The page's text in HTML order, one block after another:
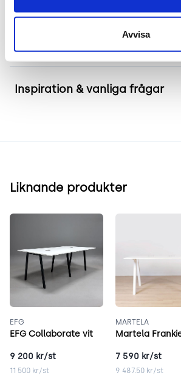
Avvisa
Inspiration & vanliga frågar
Liknande produkter
EFG
EFG Collaborate vit
9 200 kr/st
11 500 kr/st
MARTELA
7 590 kr/st
9 487.50 kr/st